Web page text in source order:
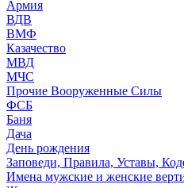
Армия
ВДВ
ВМФ
Казачество
МВД
МЧС
Прочие Вооруженные Силы
ФСБ
Баня
Дача
День рождения
Заповеди, Правила, Уставы,
Имена мужские и женские